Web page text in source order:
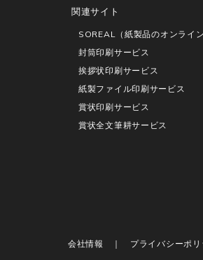
関連サイト
SOREAL（紙製品のオンライ
封筒印刷サービス
挨拶状印刷サービス
紙製ファイル印刷サービス
賞状印刷サービス
賞状全文筆耕サービス
会社情報 プライバシーポリ